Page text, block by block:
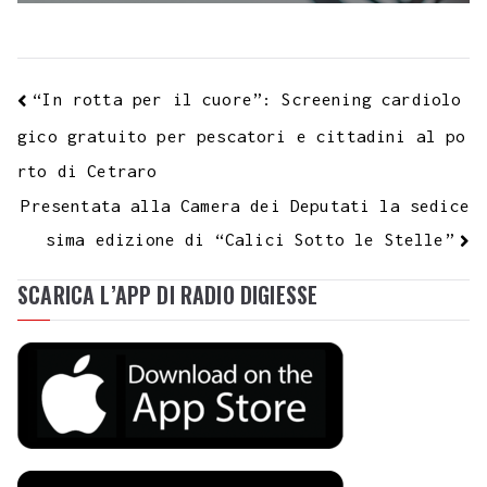
“In rotta per il cuore”: Screening cardiolo
gico gratuito per pescatori e cittadini al po
rto di Cetraro
Presentata alla Camera dei Deputati la sedice
sima edizione di “Calici Sotto le Stelle”
SCARICA L’APP DI RADIO DIGIESSE